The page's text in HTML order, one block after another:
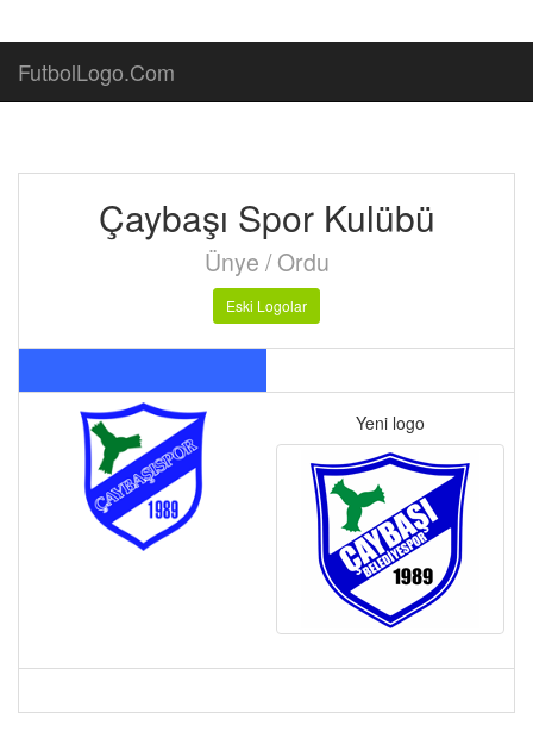
FutbolLogo.Com
Çaybaşı Spor Kulübü
Ünye / Ordu
Eski Logolar
Yeni logo